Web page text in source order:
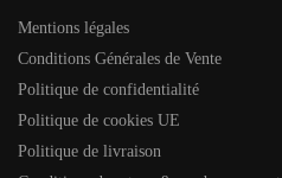
Mentions légales
Conditions Générales de Vente
Politique de confidentialité
Politique de cookies UE
Politique de livraison